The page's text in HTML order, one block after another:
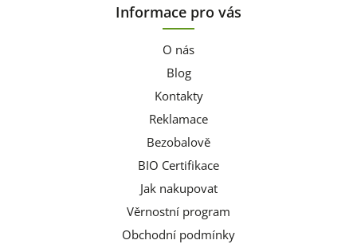
Informace pro vás
O nás
Blog
Kontakty
Reklamace
Bezobalově
BIO Certifikace
Jak nakupovat
Věrnostní program
Obchodní podmínky